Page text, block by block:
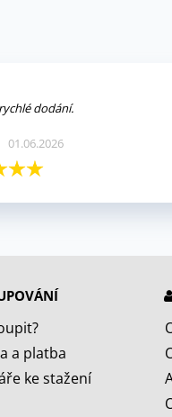
dodání.
01.06.2026
a platba
ke stažení